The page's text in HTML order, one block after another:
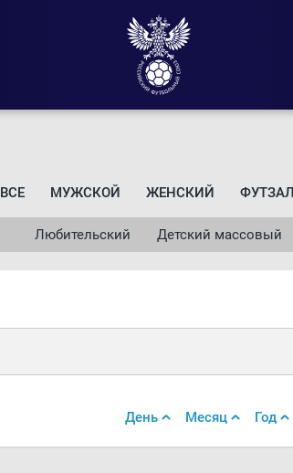
ВСЕ МУЖСКОЙ ЖЕНСКИЙ ФУТЗАЛ
Детский массовый
Любительский
Год
Месяц
День